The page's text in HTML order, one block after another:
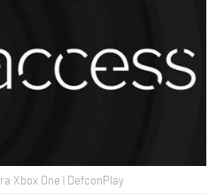
Xbox One | DefconPlay